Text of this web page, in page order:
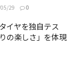
29 0
イヤを独自テス
の楽しさ」を体現